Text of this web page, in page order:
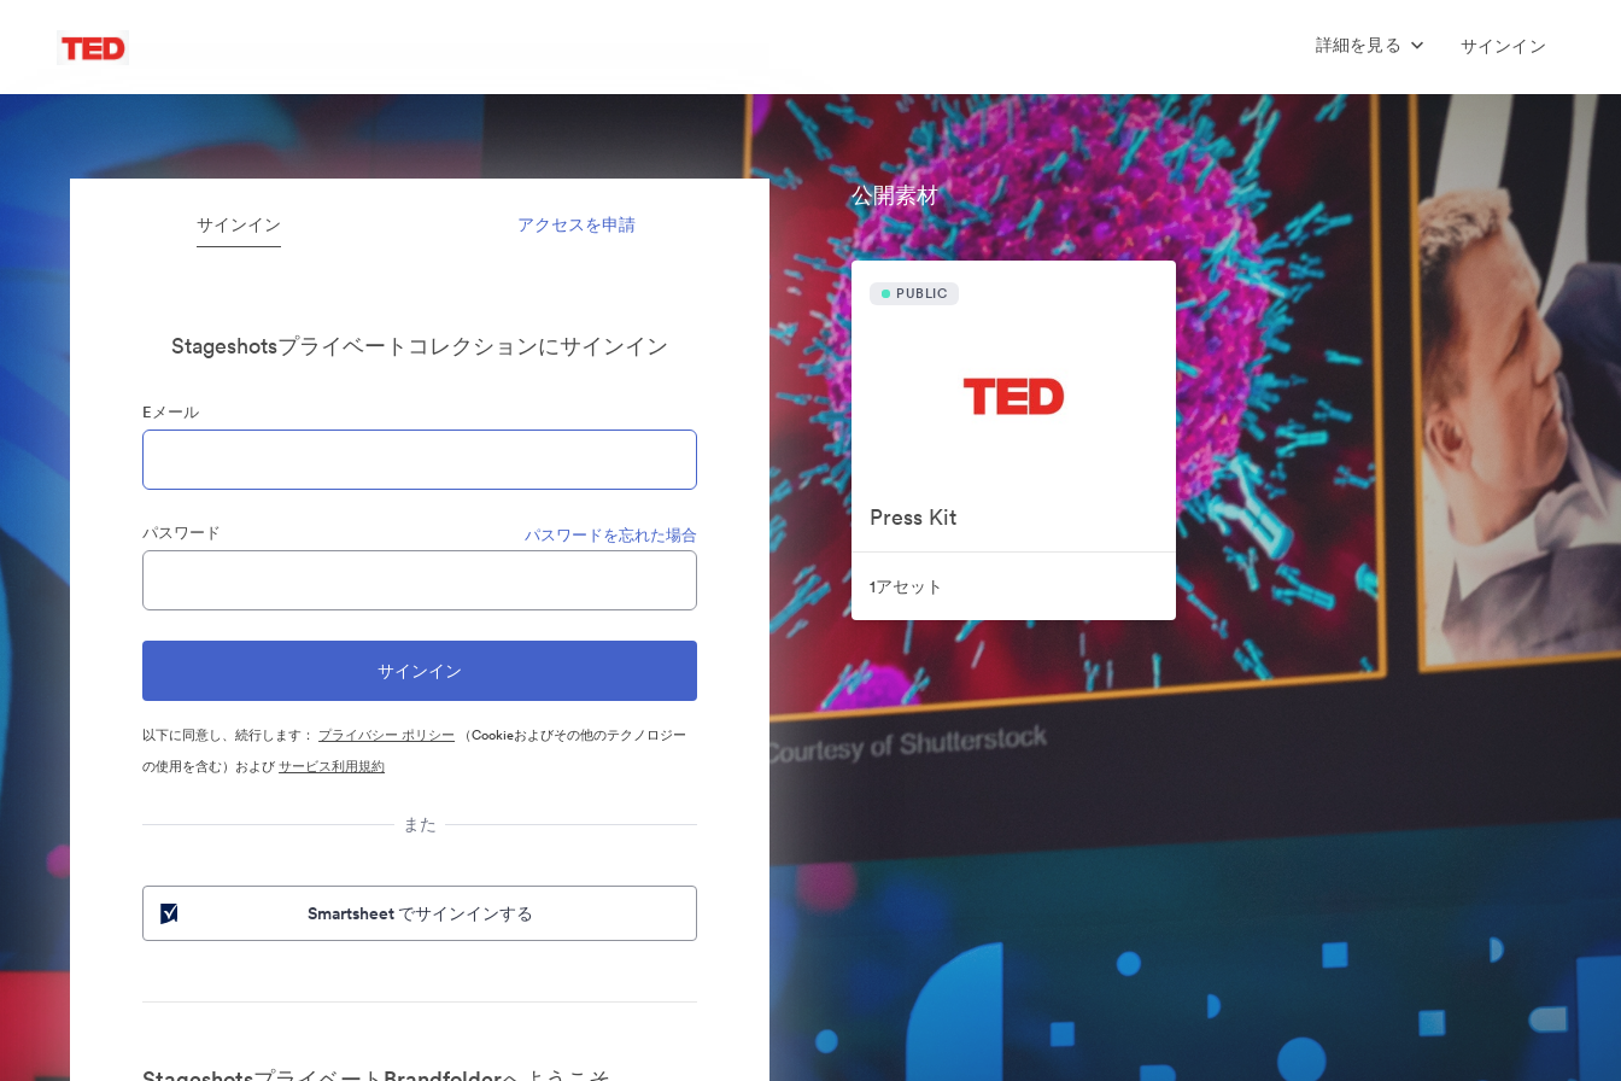
詳細を見る サインイン
サインイン アクセスを申請
Stageshotsプライベートコレクションにサインイン
Eメール
パスワード パスワードを忘れた場合
以下に同意し、続行します： プライバシー ポリシー （Cookieおよびその他のテクノロジー
の使用を含む）およびサービス利用規約
また
Smartsheet でサインインする
公開素材
PUBLIC
Press Kit
1アセット